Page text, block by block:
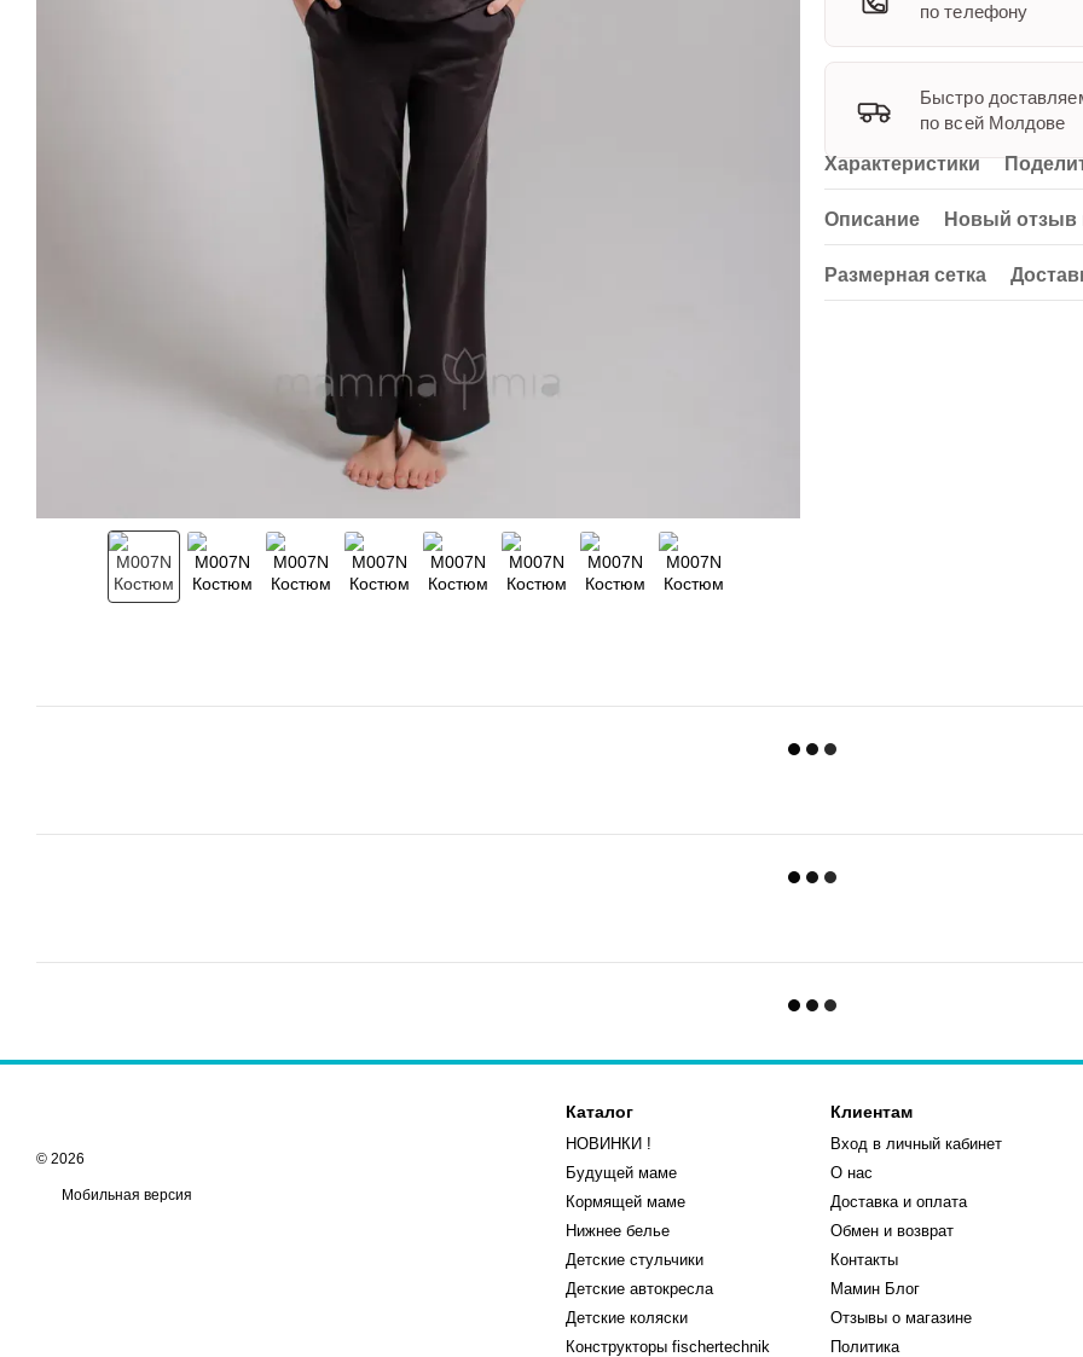
по телефону
Быстро
по всей Молдове
Характеристики
Описание Новый отзыв
Размерная сетка
© 2026
Мобильная версия
Каталог
НОВИНКИ !
Будущей маме
Кормящей маме
Нижнее белье
Детские стульчики
Детские автокресла
Детские коляски
Конструкторы fischertechnik
Клиентам
Вход в личный кабинет
О нас
Доставка и оплата
Обмен и возврат
Контакты
Мамин Блог
Отзывы о магазине
Политика